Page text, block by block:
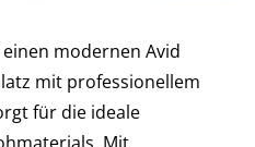
modernen Avid
mit professionellem
für die ideale